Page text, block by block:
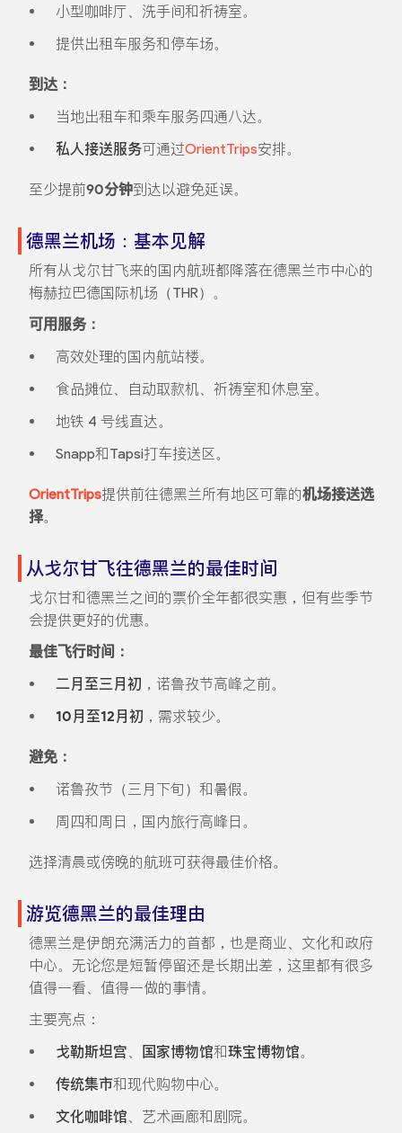
小型咖啡厅、洗手间和祈祷室。
提供出租车服务和停车场。
到达：
当地出租车和乘车服务四通八达。
私人接送服务可通过OrientTrips安排。
至少提前90分钟到达以避免延误。
德黑兰机场：基本见解
所有从戈尔甘飞来的国内航班都降落在德黑兰市中心的
梅赫拉巴德国际机场（THR）。
可用服务：
高效处理的国内航站楼。
食品摊位、自动取款机、祈祷室和休息室。
地铁 4 号线直达。
Snapp和Tapsi打车接送区。
OrientTrips提供前往德黑兰所有地区可靠的机场接送选
择。
从戈尔甘飞往德黑兰的最佳时间
戈尔甘和德黑兰之间的票价全年都很实惠，但有些季节
会提供更好的优惠。
最佳飞行时间：
二月至三月初 ，诺鲁孜节高峰之前。
10月至12月初 ，需求较少。
避免：
诺鲁孜节（三月下旬）和暑假。
周四和周日，国内旅行高峰日。
选择清晨或傍晚的航班可获得最佳价格。
游览德黑兰的最佳理由
德黑兰是伊朗充满活力的首都，也是商业、文化和政府
中心。无论您是短暂停留还是长期出差，这里都有很多
值得一看、值得一做的事情。
主要亮点：
戈勒斯坦宫、 国家博物馆和珠宝博物馆。
传统集市和现代购物中心。
文化咖啡馆、艺术画廊和剧院。